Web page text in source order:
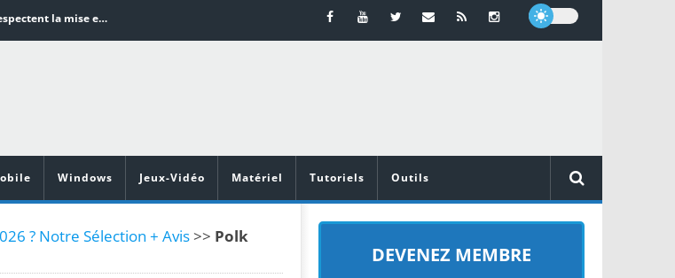
Word en PDF : les outils qui respectent la mise en page
Vidéoprojecteurs Asus : Top 6 des meilleurs modèles de la marque
Windows Jeux-Vidéo Matériel Tutoriels Outils
? Notre Sélection + Avis>> Polk
DEVENEZ MEMBRE